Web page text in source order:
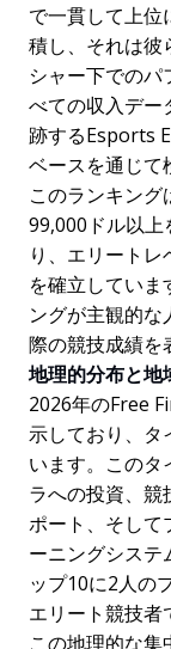
で一貫して上位
積し、それは彼
シャー下での
べての収入デー
跡するEsports
ベースを通じて
このランキン
99,000ドル以上
り、エリート
を確立してい
ングが主観的
際の競技成績を
地理的分布と地
2026年のFree
示しており、タ
います。このタ
ラへの投資、競
ポート、そして
ーニングシステ
ップ10に2人の
エリート競技者
この地理的な